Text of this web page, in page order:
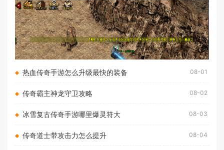
热血传奇手游怎么升级最快的装备 08-01
传奇霸主神龙守卫攻略 08-02
冰雪复古传奇手游哪里爆灵符大 08-03
传奇道士带攻击力怎么提升 08-04